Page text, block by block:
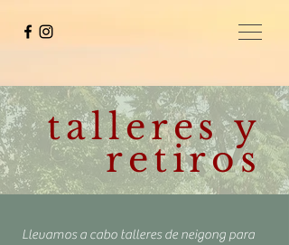
talleres y
retiros
Llevamos a cabo talleres de neigong para